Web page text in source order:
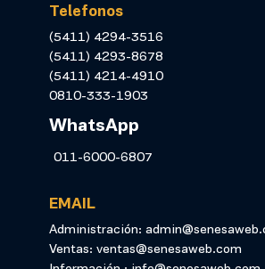
Telefonos
(5411) 4294-3516
(5411) 4293-8678
(5411) 4214-4910
0810-333-1903
WhatsApp
011-6000-6807
EMAIL
Administración:
Ventas: ventas@senesaweb.com